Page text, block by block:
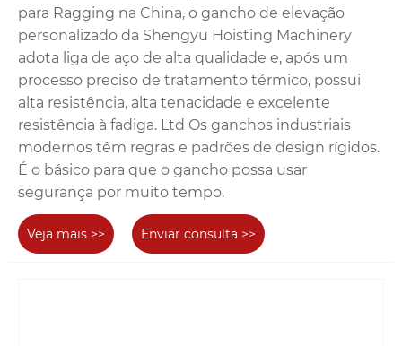
para Ragging na China, o gancho de elevação
personalizado da Shengyu Hoisting Machinery
adota liga de aço de alta qualidade e, após um
processo preciso de tratamento térmico, possui
alta resistência, alta tenacidade e excelente
resistência à fadiga. Ltd Os ganchos industriais
modernos têm regras e padrões de design rígidos.
É o básico para que o gancho possa usar
segurança por muito tempo.
Veja mais >> Enviar consulta >>